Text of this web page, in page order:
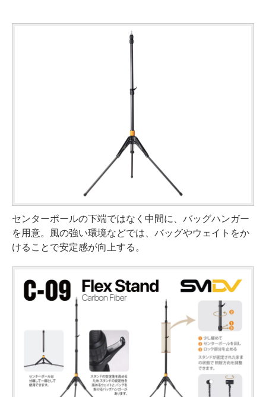
センターポールの下端ではなく中間に、バッグハンガー
を用意。風の強い環境などでは、バッグやウェイトをか
けることで安定感が向上する。